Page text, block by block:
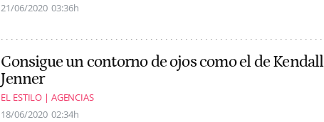
21/06/2020 03:36h
Consigue un contorno de ojos como el de Kendall
Jenner
EL ESTILO | AGENCIAS
18/06/2020 02:34h